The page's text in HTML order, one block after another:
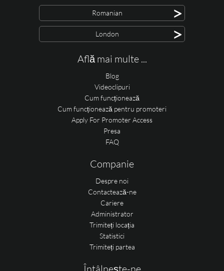
Romanian >
London >
Află mai multe ...
Blog
Videoclipuri
Cum funcționează
Cum funcționează pentru promoteri
Apply For Promoter Access
Presa
FAQ
Companie
Despre noi
Contactează-ne
Cariere
Administrator
Trimiteți locația
Statistici
Trimiteți partea